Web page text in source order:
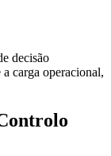
decisão
carga operacional,